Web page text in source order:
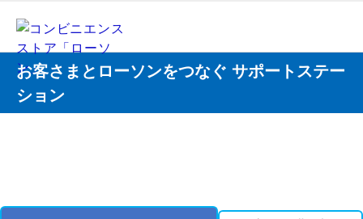
お客さまとローソンをつなぐ サポートステー
ション